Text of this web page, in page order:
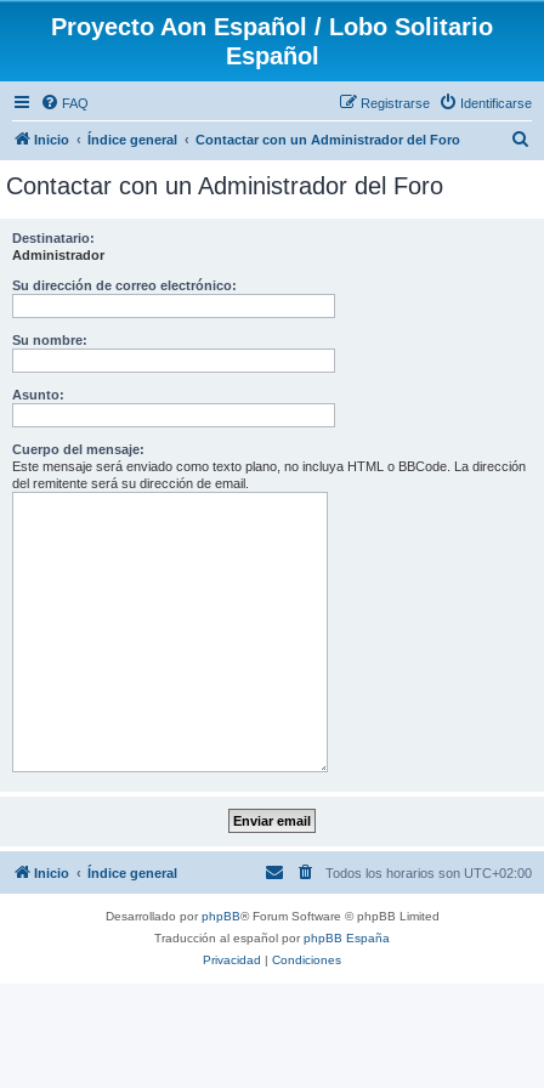
Proyecto Aon Español / Lobo Solitario
Español
FAQ Identificarse
Registrarse
Inicio Índice general Contactar con un Administrador del Foro
Contactar con un Administrador del Foro
Destinatario:
Administrador
Su dirección de correo electrónico:
Su nombre:
Asunto:
Cuerpo del mensaje:
Este mensaje será enviado como texto plano, no incluya HTML o BBCode. La dirección
del remitente será su dirección de email.
Inicio Índice general Todos los horarios son UTC+02:00
Desarrollado porphpBB® Forum Software © phpBB Limited
Traducción al español porphpBB España
Privacidad | Condiciones